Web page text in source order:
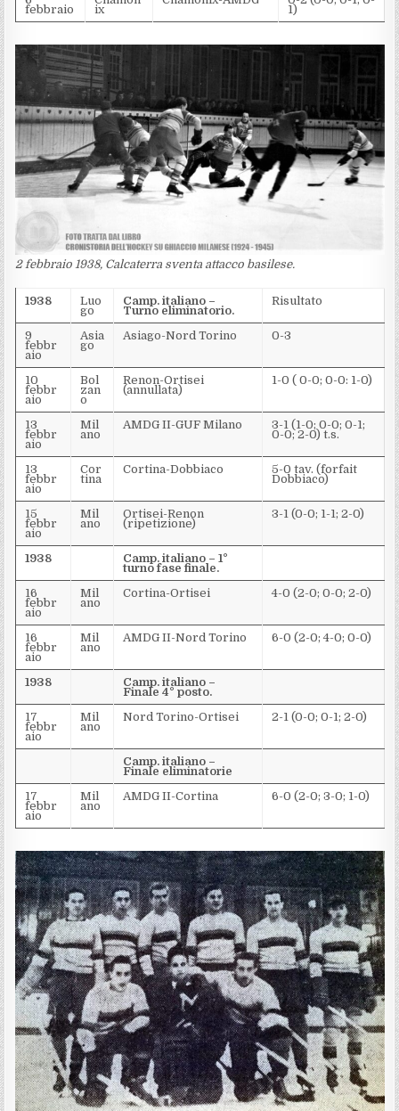
febbraio ix 1)
2 febbraio 1938, Calcaterra sventa attacco basilese.
1938 Luo
go
Camp. italiano –
Turno eliminatorio.
Risultato
9
febbr
aio
Asia
go
Asiago-Nord Torino 0-3
10
febbr
aio
Bol
zan
o
Renon-Ortisei
(annullata)
1-0 ( 0-0; 0-0: 1-0)
13
febbr
aio
Mil
ano
AMDG II-GUF Milano 3-1 (1-0; 0-0; 0-1;
0-0; 2-0) t.s.
13
febbr
aio
Cor
tina
Cortina-Dobbiaco 5-0 tav. (forfait
Dobbiaco)
15
febbr
aio
Mil
ano
Ortisei-Renon
(ripetizione)
3-1 (0-0; 1-1; 2-0)
1938 Camp. italiano – 1°
turno fase finale.
16
febbr
aio
Mil
ano
Cortina-Ortisei 4-0 (2-0; 0-0; 2-0)
16
febbr
aio
Mil
ano
AMDG II-Nord Torino 6-0 (2-0; 4-0; 0-0)
1938 Camp. italiano –
Finale 4° posto.
17
febbr
aio
Mil
ano
Nord Torino-Ortisei 2-1 (0-0; 0-1; 2-0)
Camp. italiano –
Finale eliminatorie
17
febbr
aio
Mil
ano
AMDG II-Cortina 6-0 (2-0; 3-0; 1-0)